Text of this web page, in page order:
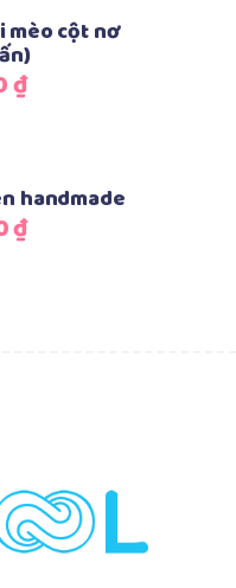
hàng
mèo cột nơ
₫
hàng
handmade
₫